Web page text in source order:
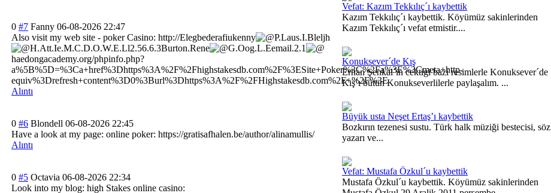
0 #7 Fanny 06-08-2026 22:47
Also visit my web site - poker Casino: http://Elegbederafiukenny P.Laus.I.Bleljh
H.Att.Ie.M.C.D.O.W.E.Ll2.56.6.3Burton.Rene G.Oog.L.Eemail.2.1
haedongacademy.org/phpinfo.php?
a%5B%5D=%3Ca+href%3Dhttps%3A%2F%2Fhighstakesdb.com%2F%3ESite+Poker%3C%2Fa%3E%3Cmeta+http-
equiv%3Drefresh+content%3D0%3Burl%3Dhttps%3A%2F%2FHighstakesdb.com%2F+%2F%3E
Alıntı
0 #6 Blondell 06-08-2026 22:45
Have a look at my page: online poker: https://gratisafhalen.be/author/alinamullis/
Alıntı
0 #5 Octavia 06-08-2026 22:34
Look into my blog: high Stakes online casino:
Vefat: Kazım Tekkılıç´ı kaybettik
Kazım Tekkılıç´ı kaybettik. Köyümüz sakinlerinden
Kazım Tekkılıç´ı vefat etmistir....
Konuksever´de Kış
Erhan Şenkal´in cektigi bazi resimlerle Konuksever´de
Kış´ı bütün Konukseverlilerle paylaşalım. ...
Büyük usta Neşet Ertaş’ı kaybettik
Bozkırın tezenesi sustu. Türk halk müziği bestecisi, söz
yazarı ve...
Vefat: Mustafa Özkul´u kaybettik
Mustafa Özkul´u kaybettik. Köyümüz sakinlerinden